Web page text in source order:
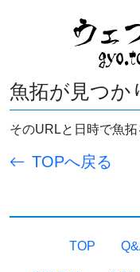
魚拓が見つか
そのURLと日時で魚拓
TOPへ戻る
TOP